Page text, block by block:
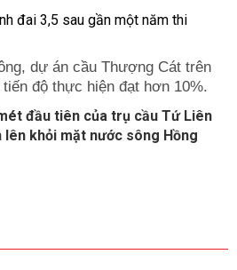
dự án cầu Thượng Cát trên
độ thực hiện đạt hơn 10%.
đầu tiên của trụ cầu Tứ Liên
lên khỏi mặt nước sông Hồng